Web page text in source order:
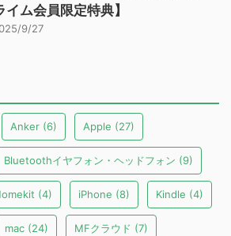
イム会員限定特典】
9/27
Anker (6) Apple (27)
Bluetoothイヤフォン・ヘッドフォン (9)
(4) iPhone (8) Kindle (4)
mac (24) MFクラウド (7)